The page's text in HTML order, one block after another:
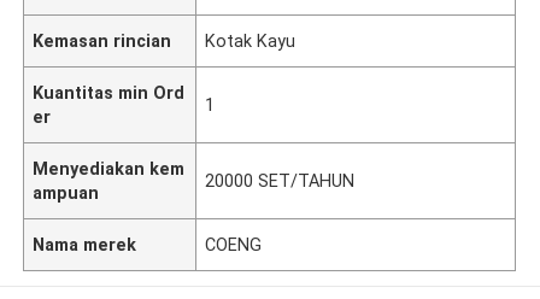
Kemasan rincian Kotak Kayu
Kuantitas min Ord
er
1
Menyediakan kem
ampuan
20000 SET/TAHUN
Nama merek COENG